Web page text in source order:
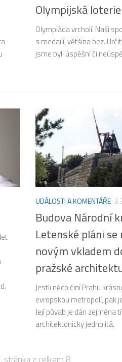
Olympijská
Olympiáda vrcholí. Naši
s medailí, většina bez.
jsme byli úspěšní či
UDÁLOSTI A KOMENTÁŘE
Budova Národní
Letenské pláni
novým vkladem
pražské
Jestli něco činí Prahu
evropskou metropolí, pak
Její půvab je dán zejména
architektonicky jednolitá.